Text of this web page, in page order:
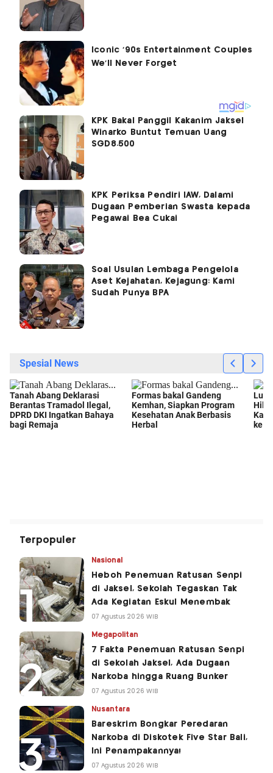
KPK Bakal Panggil Kakanim Jaksel
Winarko Buntut Temuan Uang
SGD8.500
KPK Periksa Pendiri IAW, Dalami
Dugaan Pemberian Swasta kepada
Pegawai Bea Cukai
Soal Usulan Lembaga Pengelola
Aset Kejahatan, Kejagung: Kami
Sudah Punya BPA
Terpopuler
Nasional
Heboh Penemuan Ratusan Senpi
di Jaksel, Sekolah Tegaskan Tak
Ada Kegiatan Eskul Menembak
07 Agustus 2026 WIB
Megapolitan
7 Fakta Penemuan Ratusan Senpi
di Sekolah Jaksel, Ada Dugaan
Narkoba hingga Ruang Bunker
07 Agustus 2026 WIB
Nusantara
Bareskrim Bongkar Peredaran
Narkoba di Diskotek Five Star Bali,
Ini Penampakannya!
07 Agustus 2026 WIB